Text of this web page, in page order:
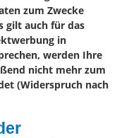
zum Zwecke
gilt auch für das
in
werden Ihre
nicht mehr zum
(Widerspruch nach